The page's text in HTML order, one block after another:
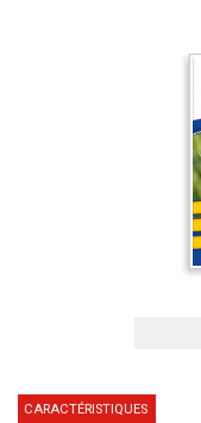
CARACTÉRISTIQUES